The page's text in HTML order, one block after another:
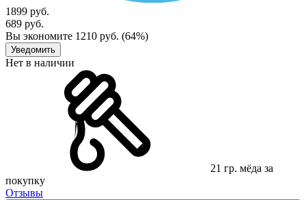
1899 руб.
689 руб.
Вы экономите 1210 руб. (64%)
Уведомить
Нет в наличии
21 гр. мёда за
покупку
Отзывы